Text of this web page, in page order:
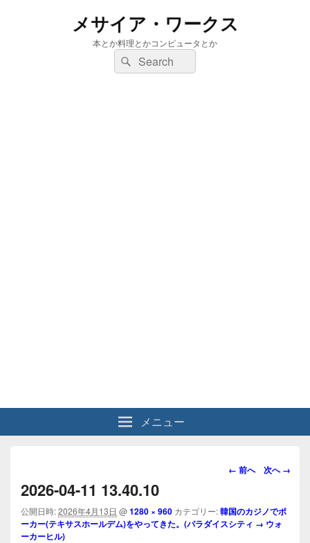
メサイア・ワークス
本とか料理とかコンピュータとか
検
索:
検
索
メニュー
画
ビ
ゲ
← 前へ 次へ →
2026-04-11 13.40.10
公開日時:2026年4月13日 @1280 × 960 カテゴリー:韓国のカジノでポ
ーカー(テキサスホールデム)をやってきた。(パラダイスシティ → ウォ
ーカーヒル)